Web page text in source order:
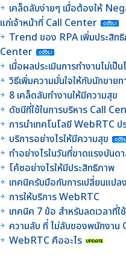
เคล็ดลับง่ายๆ เมื่อต้องให้
แก่เจ้าหน้าที่ Call Center
Trend ของ RPA เพิ่มประสิท
Center
เมื่อผลประเมินการทำงานไม่เ
วิธีเพิ่มความมั่นใจให้กับนักขาย
8 เคล็ดลับทำงานให้มีความสุข
ดัชนีที่ใช้ในการบริหาร Call
การนำเทคโนโลยี WebRTC
บริการอย่างไรให้มีความสุข
ทำอย่างไรในวันที่ขาดแรงบันดา
โค้ชอย่างไรให้มีประสิทธิภาพ
เทคนิครับมือกับการเปลี่ยนแปลง
การให้บริการ WebRTC
เทคนิค 7 ข้อ สำหรับลดเวลาที่ใ
ความลับ ที่ ไม่ลับของพนักงา
WebRTC คืออะไร